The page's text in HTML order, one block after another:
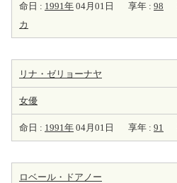
命日 : 1991年 04月01日 享年 : 98
カ
リナ・ゼリョーナヤ
女優
命日 : 1991年 04月01日 享年 : 91
ロベール・ドアノー